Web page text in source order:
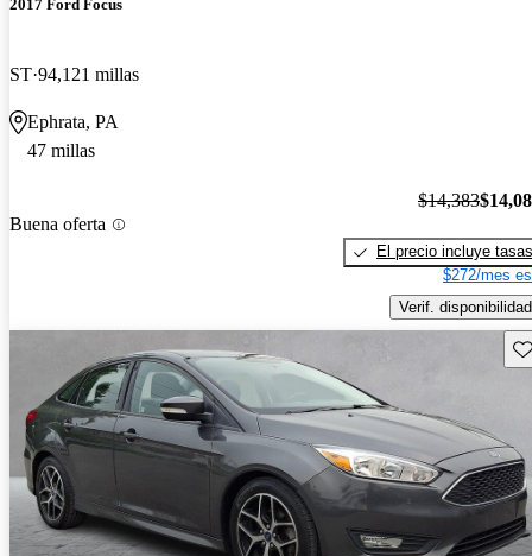
2017 Ford Focus
ST 94,121 millas
Ephrata, PA
47 millas
Buena oferta
$14,383
El precio incluye tasas
$272/mes
Verif. disponibilidad